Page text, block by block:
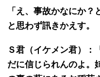
「え、事故かなにか？
と思わず訊きかえす。
Ｓ君（イケメン君）：
だに信じられんのよ。